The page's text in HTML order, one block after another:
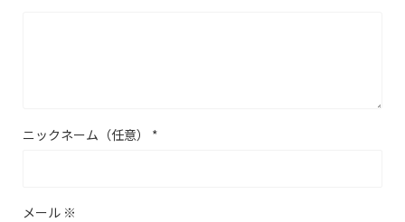
ニックネーム（任意） *
メール ※